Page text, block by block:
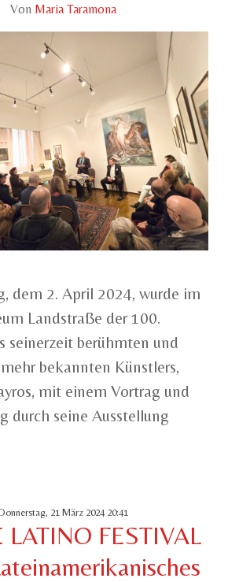
Von Maria Taramona
dem 2. April 2024, wurde im
Landstraße der 100.
seinerzeit berühmten und
bekannten Künstlers,
mit einem Vortrag und
durch seine Ausstellung
21 März 2024 20:41
LATINO FESTIVAL